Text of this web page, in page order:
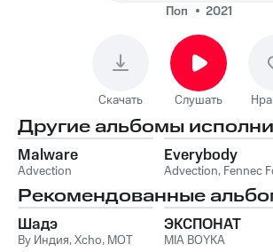
Поп
2021
Скачать Слушать
Другие альбомы
Malware
Advection
Everybody
Advection, Fennec
Рекомендованные
Шадэ
By Индия,Xcho, MOT
ЭКСПОНАТ
MIA BOYKA